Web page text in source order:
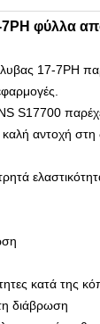
φύλλα
17-7PH
S17700
αντοχή στη
κατά της
διάβρωση